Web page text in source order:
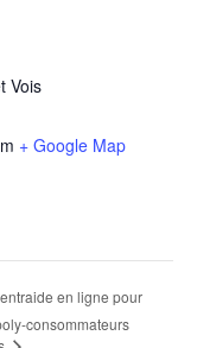
Vois
+ Google Map
en ligne pour
consommateurs